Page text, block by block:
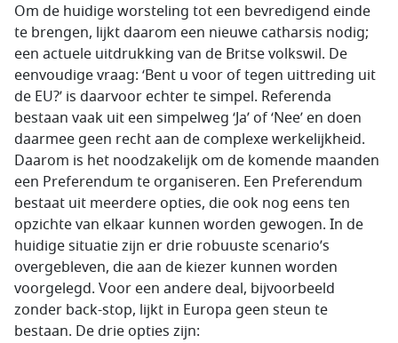
Om de huidige worsteling tot een bevredigend einde
te brengen, lijkt daarom een nieuwe catharsis nodig;
een actuele uitdrukking van de Britse volkswil. De
eenvoudige vraag: ‘Bent u voor of tegen uittreding uit
de EU?’ is daarvoor echter te simpel. Referenda
bestaan vaak uit een simpelweg ‘Ja’ of ‘Nee’ en doen
daarmee geen recht aan de complexe werkelijkheid.
Daarom is het noodzakelijk om de komende maanden
een Preferendum te organiseren. Een Preferendum
bestaat uit meerdere opties, die ook nog eens ten
opzichte van elkaar kunnen worden gewogen. In de
huidige situatie zijn er drie robuuste scenario’s
overgebleven, die aan de kiezer kunnen worden
voorgelegd. Voor een andere deal, bijvoorbeeld
zonder back-stop, lijkt in Europa geen steun te
bestaan. De drie opties zijn: